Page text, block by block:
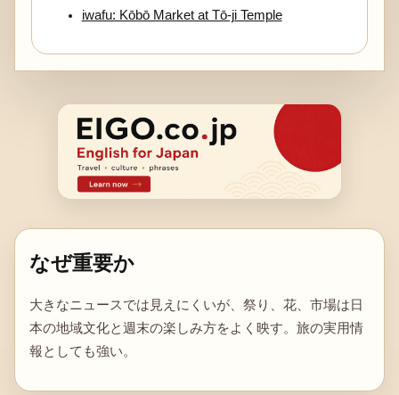
iwafu: Kōbō Market at Tō-ji Temple
なぜ重要か
大きなニュースでは見えにくいが、祭り、花、市場は日
本の地域文化と週末の楽しみ方をよく映す。旅の実用情
報としても強い。